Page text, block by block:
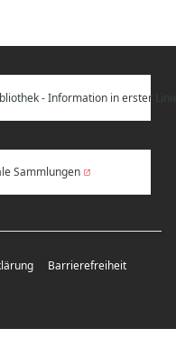
Sammlungen
Barrierefreiheit